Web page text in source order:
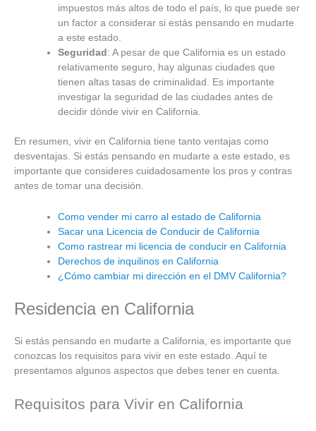
impuestos más altos de todo el país, lo que puede ser
un factor a considerar si estás pensando en mudarte
a este estado.
Seguridad: A pesar de que California es un estado
relativamente seguro, hay algunas ciudades que
tienen altas tasas de criminalidad. Es importante
investigar la seguridad de las ciudades antes de
decidir dónde vivir en California.
En resumen, vivir en California tiene tanto ventajas como
desventajas. Si estás pensando en mudarte a este estado, es
importante que consideres cuidadosamente los pros y contras
antes de tomar una decisión.
Como vender mi carro al estado de California
Sacar una Licencia de Conducir de California
Como rastrear mi licencia de conducir en California
Derechos de inquilinos en California
¿Cómo cambiar mi dirección en el DMV California?
Residencia en California
Si estás pensando en mudarte a California, es importante que
conozcas los requisitos para vivir en este estado. Aquí te
presentamos algunos aspectos que debes tener en cuenta.
Requisitos para Vivir en California